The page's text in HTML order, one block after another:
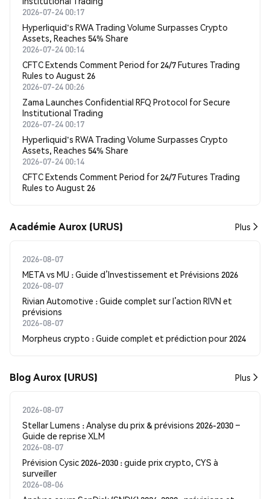
2026-07-24 00:17
Hyperliquid's RWA Trading Volume Surpasses Crypto
Assets, Reaches 54% Share
2026-07-24 00:14
CFTC Extends Comment Period for 24/7 Futures Trading
Rules to August 26
2026-07-24 00:26
Zama Launches Confidential RFQ Protocol for Secure
Institutional Trading
2026-07-24 00:17
Hyperliquid's RWA Trading Volume Surpasses Crypto
Assets, Reaches 54% Share
2026-07-24 00:14
CFTC Extends Comment Period for 24/7 Futures Trading
Rules to August 26
Académie Aurox (URUS) Plus
2026-08-07
META vs MU : Guide d’Investissement et Prévisions 2026
2026-08-07
Rivian Automotive : Guide complet sur l’action RIVN et
prévisions
2026-08-07
Morpheus crypto : Guide complet et prédiction pour 2024
Blog Aurox (URUS) Plus
2026-08-07
Stellar Lumens : Analyse du prix & prévisions 2026-2030 –
Guide de reprise XLM
2026-08-07
Prévision Cysic 2026-2030 : guide prix crypto, CYS à
surveiller
2026-08-06